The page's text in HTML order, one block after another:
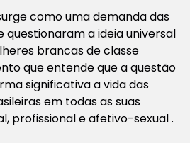
como uma demanda das
questionaram a ideia universal
brancas de classe
que entende que a questão
significativa a vida das
em todas as suas
profissional e afetivo-sexual .